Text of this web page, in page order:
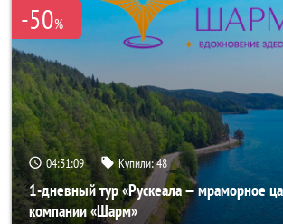
-50%
04:31:09 Купили:48
1-дневный тур «Рускеала — мраморное
компании «Шарм»